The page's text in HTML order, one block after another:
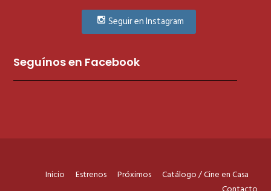
Seguir en Instagram
Seguínos en Facebook
Inicio Estrenos Próximos
Catálogo / Cine en Casa